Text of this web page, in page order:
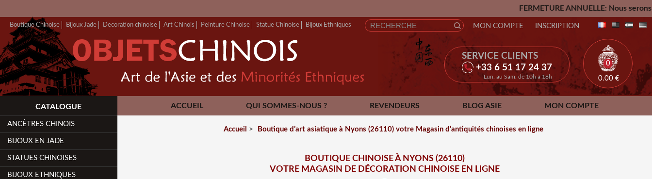
FERMETURE ANNUELLE: Nous serons fermés du
Boutique Chinoise Bijoux Jade Decoration chinoise Art Chinois Peinture Chinoise Statue Chinoise Bijoux Ethniques
SERVICE CLIENTS
+33 6 51 17 24 37
Lun. au Sam. de 10h à 18h
MON COMPTE INSCRIPTION
0
0.00 €
ACCUEIL QUI SOMMES-NOUS ? REVENDEURS BLOG ASIE MON COMPTE
CONTACT
CATALOGUE
ANCÊTRES CHINOIS
BIJOUX EN JADE
STATUES CHINOISES
BIJOUX ETHNIQUES
Accueil > Boutique d’art asiatique à Nyons (26110) votre Magasin d’antiquités chinoises en ligne
BOUTIQUE CHINOISE À NYONS (26110)
VOTRE MAGASIN DE DÉCORATION CHINOISE EN LIGNE